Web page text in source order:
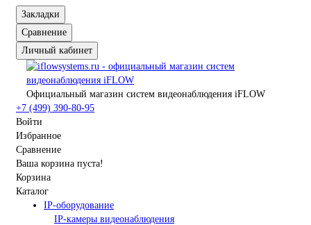
Закладки
Сравнение
Личный кабинет
Официальный магазин систем видеонаблюдения iFLOW
+7 (499) 390-80-95
Войти
Избранное
Сравнение
Ваша корзина пуста!
Корзина
Каталог
IP-оборудование
IP-камеры видеонаблюдения